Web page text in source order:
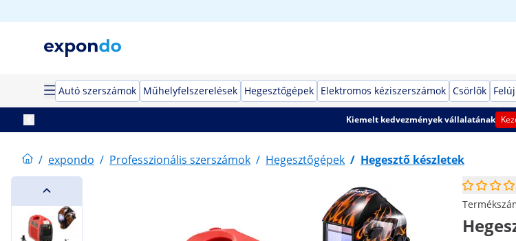
Autó szerszámok Műhelyfelszerelések Hegesztőgépek Elektromos kéziszerszámok Csörlők
Kiemelt kedvezmények vállalatának
/ expondo / Professzionális szerszámok / Hegesztőgépek / Hegesztő készletek